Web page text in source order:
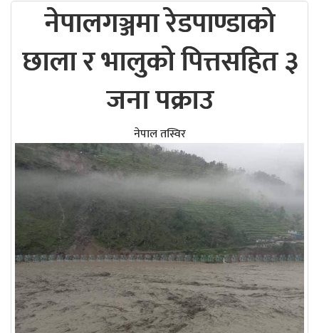
नेपालगञ्जमा रेडपाण्डाको
छाला र भालुको पित्तसहित ३
जना पक्राउ
नेपाल तस्विर